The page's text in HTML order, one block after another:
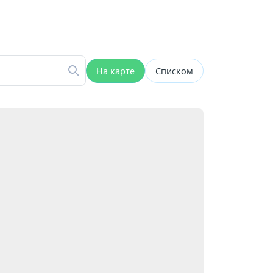
На карте Списком